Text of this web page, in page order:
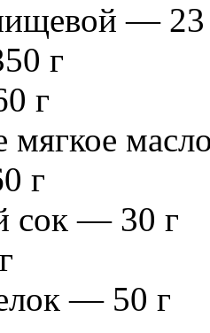
— 23
г
г
мягкое
г
сок — 30 г
— 50 г